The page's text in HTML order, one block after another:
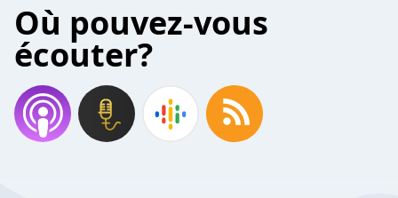
Où pouvez-vous
écouter?